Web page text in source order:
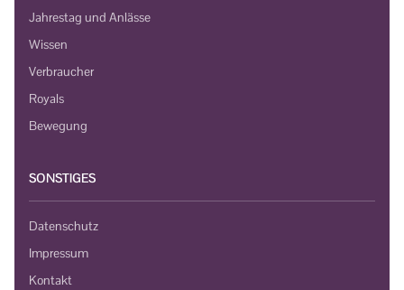
Jahrestag und Anlässe
Wissen
Verbraucher
Royals
Bewegung
SONSTIGES
Datenschutz
Impressum
Kontakt